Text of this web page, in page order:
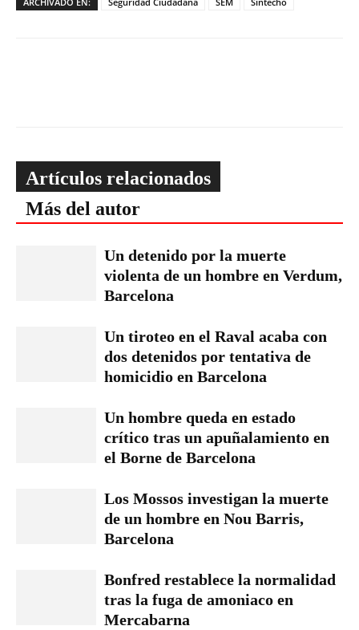
Artículos relacionados
Más del autor
Un detenido por la muerte
violenta de un hombre en Verdum,
Barcelona
Un tiroteo en el Raval acaba con
dos detenidos por tentativa de
homicidio en Barcelona
Un hombre queda en estado
crítico tras un apuñalamiento en
el Borne de Barcelona
Los Mossos investigan la muerte
de un hombre en Nou Barris,
Barcelona
Bonfred restablece la normalidad
tras la fuga de amoniaco en
Mercabarna